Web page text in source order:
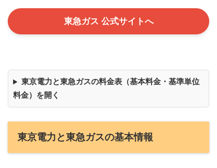
東急ガス 公式サイトへ
東京電力と東急ガスの料金表（基本料金・基準単位
料金）を開く
東京電力と東急ガスの基本情報